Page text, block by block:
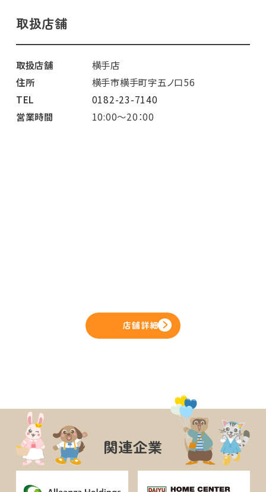
取扱店舗
取扱店舗
横手店
住所
横手市横手町字五ノ口56
TEL
0182-23-7140
営業時間
10:00～20：00
店舗詳細
関連企業